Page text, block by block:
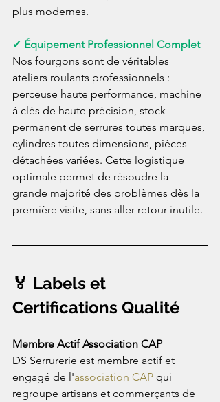
plus modernes.
✓ Équipement Professionnel Complet
Nos fourgons sont de véritables
ateliers roulants professionnels :
perceuse haute performance, machine
à clés de haute précision, stock
permanent de serrures toutes marques,
cylindres toutes dimensions, pièces
détachées variées. Cette logistique
optimale permet de résoudre la
grande majorité des problèmes dès la
première visite, sans aller-retour inutile.
🏅 Labels et
Certifications Qualité
Membre Actif Association CAP
DS Serrurerie est membre actif et
engagé de l'association CAP qui
regroupe artisans et commerçants de